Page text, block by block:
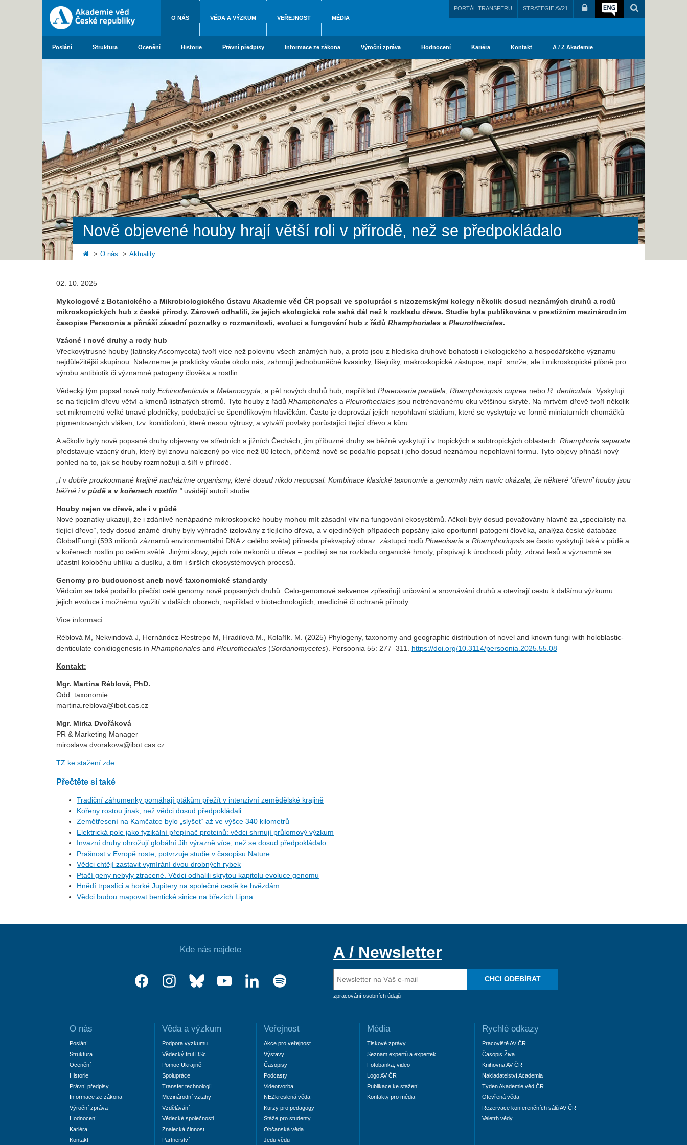
O NÁS VĚDA A VÝZKUM VEŘEJNOST MÉDIA
PORTÁL TRANSFERU STRATEGIE AV21
Poslání Struktura Ocenění Historie Právní předpisy Informace ze zákona Výroční zpráva Hodnocení Kariéra Kontakt A / Z Akademie
Nově objevené houby hrají větší roli v přírodě, než se předpokládalo
O nás Aktuality
02. 10. 2025
Mykologové z Botanického a Mikrobiologického ústavu Akademie věd ČR popsali ve spolupráci s nizozemskými kolegy několik dosud neznámých druhů a rodů
mikroskopických hub z české přírody. Zároveň odhalili, že jejich ekologická role sahá dál než k rozkladu dřeva. Studie byla publikována v prestižním mezinárodním
časopise Persoonia a přináší zásadní poznatky o rozmanitosti, evoluci a fungování hub z řádů Rhamphoriales a Pleurotheciales.
Vzácné i nové druhy a rody hub
Vřeckovýtrusné houby (latinsky Ascomycota) tvoří více než polovinu všech známých hub, a proto jsou z hlediska druhové bohatosti i ekologického a hospodářského významu
nejdůležitější skupinou. Nalezneme je prakticky všude okolo nás, zahrnují jednobuněčné kvasinky, lišejníky, makroskopické zástupce, např. smrže, ale i mikroskopické plísně pro
výrobu antibiotik či významné patogeny člověka a rostlin.
Vědecký tým popsal nové rody Echinodenticula a Melanocrypta, a pět nových druhů hub, například Phaeoisaria parallela, Rhamphoriopsis cuprea nebo R. denticulata. Vyskytují
se na tlejícím dřevu větví a kmenů listnatých stromů. Tyto houby z řádů Rhamphoriales a Pleurotheciales jsou netrénovanému oku většinou skryté. Na mrtvém dřevě tvoří několik
set mikrometrů velké tmavé plodničky, podobající se špendlíkovým hlavičkám. Často je doprovází jejich nepohlavní stádium, které se vyskytuje ve formě miniaturních chomáčků
pigmentovaných vláken, tzv. konidioforů, které nesou výtrusy, a vytváří povlaky porůstající tlející dřevo a kůru.
A ačkoliv byly nově popsané druhy objeveny ve středních a jižních Čechách, jim příbuzné druhy se běžně vyskytují i v tropických a subtropických oblastech. Rhamphoria separata
představuje vzácný druh, který byl znovu nalezený po více než 80 letech, přičemž nově se podařilo popsat i jeho dosud neznámou nepohlavní formu. Tyto objevy přináší nový
pohled na to, jak se houby rozmnožují a šíří v přírodě.
„I v dobře prozkoumané krajině nacházíme organismy, které dosud nikdo nepopsal. Kombinace klasické taxonomie a genomiky nám navíc ukázala, že některé ‘dřevní’ houby jsou
běžné iv půdě a v kořenech rostlin,“ uvádějí autoři studie.
Houby nejen ve dřevě, ale i v půdě
Nové poznatky ukazují, že i zdánlivě nenápadné mikroskopické houby mohou mít zásadní vliv na fungování ekosystémů. Ačkoli byly dosud považovány hlavně za „specialisty na
tlející dřevo“, tedy dosud známé druhy byly výhradně izolovány z tlejícího dřeva, a v ojedinělých případech popsány jako oportunní patogeni člověka, analýza české databáze
GlobalFungi (593 milionů záznamů environmentální DNA z celého světa) přinesla překvapivý obraz: zástupci rodů Phaeoisaria a Rhamphoriopsis se často vyskytují také v půdě a
v kořenech rostlin po celém světě. Jinými slovy, jejich role nekončí u dřeva – podílejí se na rozkladu organické hmoty, přispívají k úrodnosti půdy, zdraví lesů a významně se
účastní koloběhu uhlíku a dusíku, a tím i širších ekosystémových procesů.
Genomy pro budoucnost aneb nové taxonomické standardy
Vědcům se také podařilo přečíst celé genomy nově popsaných druhů. Celo-genomové sekvence zpřesňují určování a srovnávání druhů a otevírají cestu k dalšímu výzkumu
jejich evoluce i možnému využití v dalších oborech, například v biotechnologiích, medicíně či ochraně přírody.
Více informací
Réblová M, Nekvindová J, Hernández-Restrepo M, Hradilová M., Kolařík. M. (2025) Phylogeny, taxonomy and geographic distribution of novel and known fungi with holoblastic-
denticulate conidiogenesis in Rhamphoriales and Pleurotheciales (Sordariomycetes). Persoonia 55: 277–311. https://doi.org/10.3114/persoonia.2025.55.08
Kontakt:
Mgr. Martina Réblová, PhD.
Odd. taxonomie
martina.reblova@ibot.cas.cz
Mgr. Mirka Dvořáková
PR & Marketing Manager
miroslava.dvorakova@ibot.cas.cz
TZ ke stažení zde.
Přečtěte si také
Tradiční záhumenky pomáhají ptákům přežít v intenzivní zemědělské krajině
Kořeny rostou jinak, než vědci dosud předpokládali
Zemětřesení na Kamčatce bylo „slyšet“ až ve výšce 340 kilometrů
Elektrická pole jako fyzikální přepínač proteinů: vědci shrnují průlomový výzkum
Invazní druhy ohrožují globální Jih výrazně více, než se dosud předpokládalo
Prašnost v Evropě roste, potvrzuje studie v časopisu Nature
Vědci chtějí zastavit vymírání dvou drobných rybek
Ptačí geny nebyly ztracené. Vědci odhalili skrytou kapitolu evoluce genomu
Hnědí trpaslíci a horké Jupitery na společné cestě ke hvězdám
Vědci budou mapovat bentické sinice na březích Lipna
Kde nás najdete A / Newsletter
zpracování osobních údajů
CHCI ODEBÍRAT
O nás
Poslání
Struktura
Ocenění
Historie
Právní předpisy
Informace ze zákona
Výroční zpráva
Hodnocení
Kariéra
Kontakt
Věda a výzkum
Podpora výzkumu
Vědecký titul DSc.
Pomoc Ukrajině
Spolupráce
Transfer technologií
Mezinárodní vztahy
Vzdělávání
Vědecké společnosti
Znalecká činnost
Partnerství
Veřejnost
Akce pro veřejnost
Výstavy
Časopisy
Podcasty
Videotvorba
NEZkreslená věda
Kurzy pro pedagogy
Stáže pro studenty
Občanská věda
Jedu vědu
Média
Tiskové zprávy
Seznam expertů a expertek
Fotobanka, video
Logo AV ČR
Publikace ke stažení
Kontakty pro média
Rychlé odkazy
Pracoviště AV ČR
Časopis Živa
Knihovna AV ČR
Nakladatelství Academia
Týden Akademie věd ČR
Otevřená věda
Rezervace konferenčních sálů AV ČR
Veletrh vědy